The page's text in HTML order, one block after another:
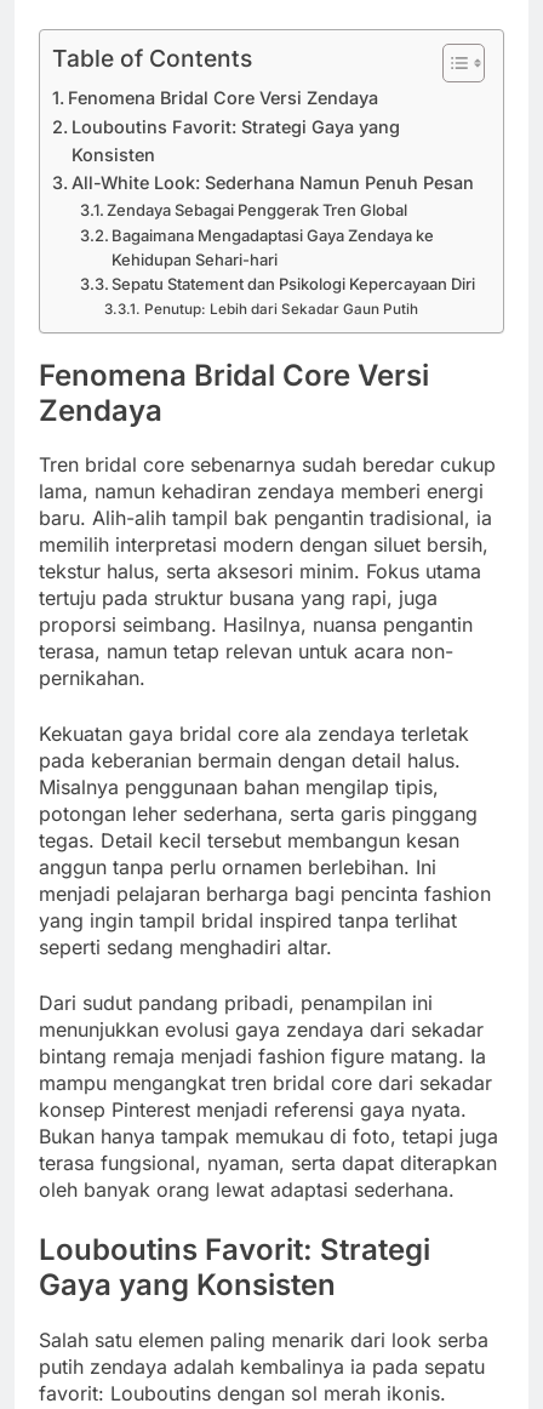
Table of Contents
Fenomena Bridal Core Versi Zendaya
Louboutins Favorit: Strategi Gaya yang
Konsisten
All-White Look: Sederhana Namun Penuh Pesan
Zendaya Sebagai Penggerak Tren Global
Bagaimana Mengadaptasi Gaya Zendaya ke
Kehidupan Sehari-hari
Sepatu Statement dan Psikologi Kepercayaan Diri
Penutup: Lebih dari Sekadar Gaun Putih
Fenomena Bridal Core Versi
Zendaya
Tren bridal core sebenarnya sudah beredar cukup
lama, namun kehadiran zendaya memberi energi
baru. Alih-alih tampil bak pengantin tradisional, ia
memilih interpretasi modern dengan siluet bersih,
tekstur halus, serta aksesori minim. Fokus utama
tertuju pada struktur busana yang rapi, juga
proporsi seimbang. Hasilnya, nuansa pengantin
terasa, namun tetap relevan untuk acara non-
pernikahan.
Kekuatan gaya bridal core ala zendaya terletak
pada keberanian bermain dengan detail halus.
Misalnya penggunaan bahan mengilap tipis,
potongan leher sederhana, serta garis pinggang
tegas. Detail kecil tersebut membangun kesan
anggun tanpa perlu ornamen berlebihan. Ini
menjadi pelajaran berharga bagi pencinta fashion
yang ingin tampil bridal inspired tanpa terlihat
seperti sedang menghadiri altar.
Dari sudut pandang pribadi, penampilan ini
menunjukkan evolusi gaya zendaya dari sekadar
bintang remaja menjadi fashion figure matang. Ia
mampu mengangkat tren bridal core dari sekadar
konsep Pinterest menjadi referensi gaya nyata.
Bukan hanya tampak memukau di foto, tetapi juga
terasa fungsional, nyaman, serta dapat diterapkan
oleh banyak orang lewat adaptasi sederhana.
Louboutins Favorit: Strategi
Gaya yang Konsisten
Salah satu elemen paling menarik dari look serba
putih zendaya adalah kembalinya ia pada sepatu
favorit: Louboutins dengan sol merah ikonis.